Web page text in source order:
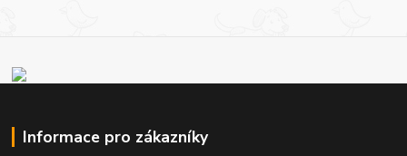
Informace pro zákazníky